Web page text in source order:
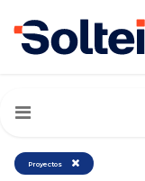
Proyectos